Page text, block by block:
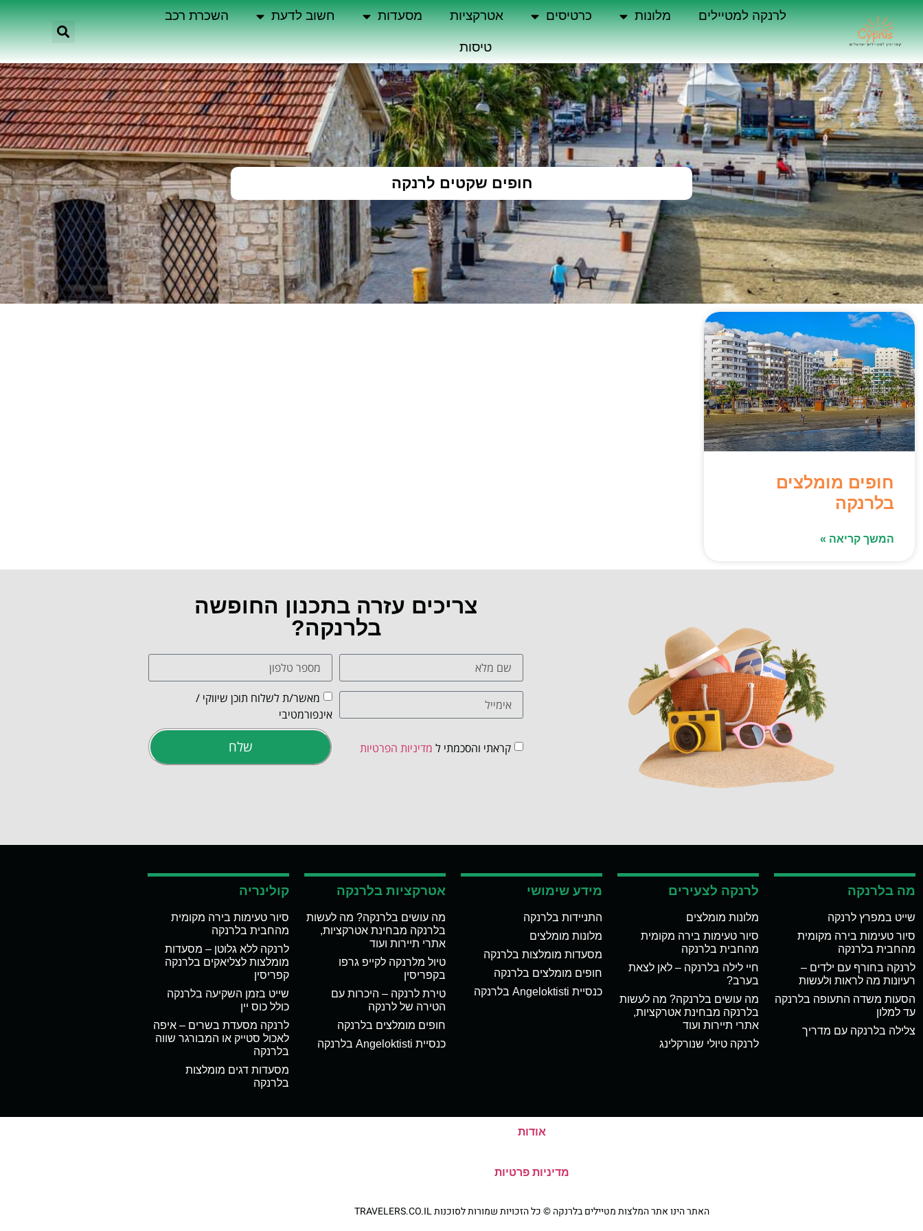
לרנקה למטיילים מלונות כרטיסים אטרקציות מסעדות חשוב לדעת השכרת רכב
טיסות
חופים שקטים לרנקה
חופים מומלצים
בלרנקה
המשך קריאה »
צריכים עזרה בתכנון החופשה
בלרנקה?
מאשר/ת לשלוח תוכן שיווקי /
אינפורמטיבי
קראתי והסכמתי ל מדיניות הפרטיות שלח
מה בלרנקה
שייט במפרץ לרנקה
סיור טעימות בירה מקומית
מהחבית בלרנקה
לרנקה בחורף עם ילדים –
רעיונות מה לראות ולעשות
הסעות משדה התעופה בלרנקה
עד למלון
צלילה בלרנקה עם מדריך
לרנקה לצעירים
מלונות מומלצים
סיור טעימות בירה מקומית
מהחבית בלרנקה
חיי לילה בלרנקה – לאן לצאת
בערב?
מה עושים בלרנקה? מה לעשות
בלרנקה מבחינת אטרקציות,
אתרי תיירות ועוד
לרנקה טיולי שנורקלינג
מידע שימושי
התניידות בלרנקה
מלונות מומלצים
מסעדות מומלצות בלרנקה
חופים מומלצים בלרנקה
כנסיית Angeloktisti בלרנקה
אטרקציות בלרנקה
מה עושים בלרנקה? מה לעשות
בלרנקה מבחינת אטרקציות,
אתרי תיירות ועוד
טיול מלרנקה לקייפ גרפו
בקפריסין
טירת לרנקה – היכרות עם
הטירה של לרנקה
חופים מומלצים בלרנקה
כנסיית Angeloktisti בלרנקה
קולינריה
סיור טעימות בירה מקומית
מהחבית בלרנקה
לרנקה ללא גלוטן – מסעדות
מומלצות לצליאקים בלרנקה
קפריסין
שייט בזמן השקיעה בלרנקה
כולל כוס יין
לרנקה מסעדת בשרים – איפה
לאכול סטייק או המבורגר שווה
בלרנקה
מסעדות דגים מומלצות
בלרנקה
אודות
מדיניות פרטיות
האתר הינו אתר המלצות מטיילים בלרנקה © כל הזכויות שמורות לסוכנות TRAVELERS.CO.IL